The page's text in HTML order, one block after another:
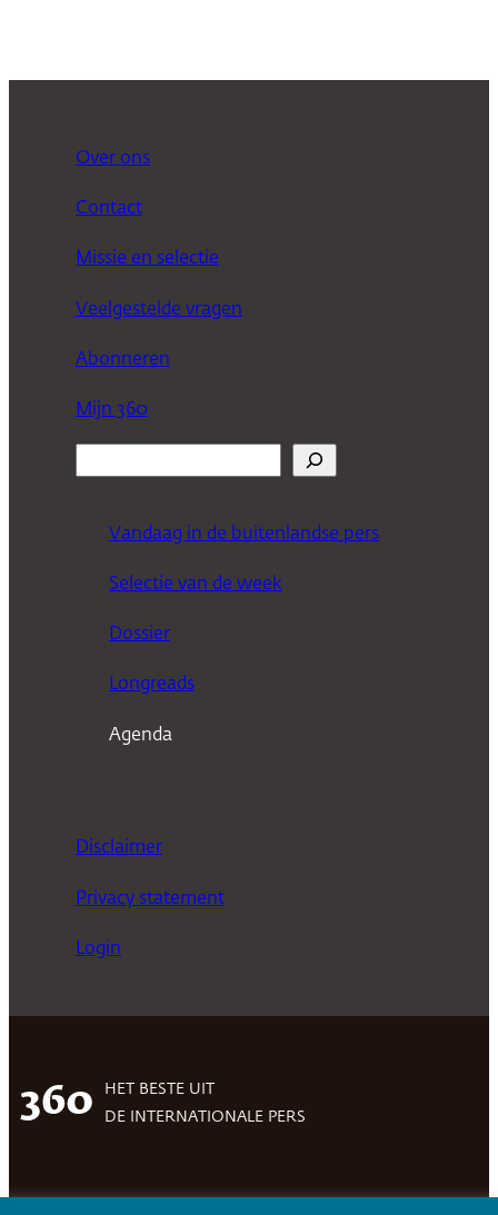
Over ons
Contact
Missie en selectie
Veelgestelde vragen
Abonneren
Mijn 360
Vandaag in de buitenlandse pers
Selectie van de week
Dossier
Longreads
Agenda
Disclaimer
Privacy statement
Login
360
HET BESTE UIT
DE INTERNATIONALE PERS